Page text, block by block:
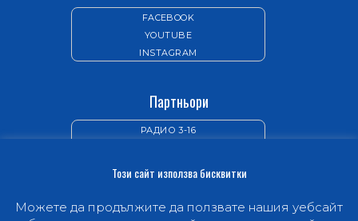
FACEBOOK
YOUTUBE
INSTAGRAM
Партньори
РАДИО 3-16
Този сайт използва бисквитки
Можете да продължите да ползвате нашия уебсайт